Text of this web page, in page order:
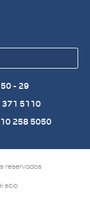
- 29
371 5110
258 5050
reservados
sitio